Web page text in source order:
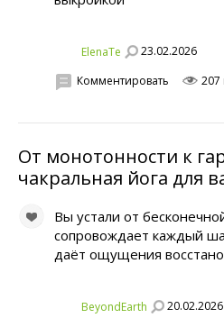
ElenaTe 23.02.2026
Комментировать 207
От монотонности к
чакральная йога для
Вы устали от
сопровождает каждый
даёт ощущения
BeyondEarth 20.02.2026